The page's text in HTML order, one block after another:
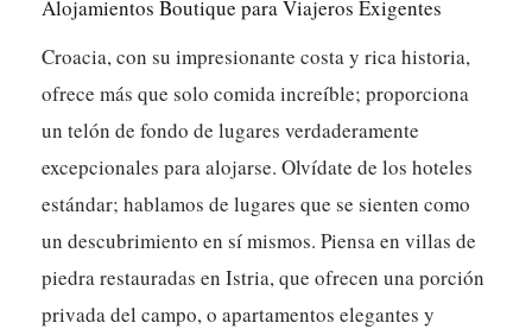
Alojamientos Boutique para Viajeros Exigentes
Croacia, con su impresionante costa y rica historia,
ofrece más que solo comida increíble; proporciona
un telón de fondo de lugares verdaderamente
excepcionales para alojarse. Olvídate de los hoteles
estándar; hablamos de lugares que se sienten como
un descubrimiento en sí mismos. Piensa en villas de
piedra restauradas en Istria, que ofrecen una porción
privada del campo, o apartamentos elegantes y